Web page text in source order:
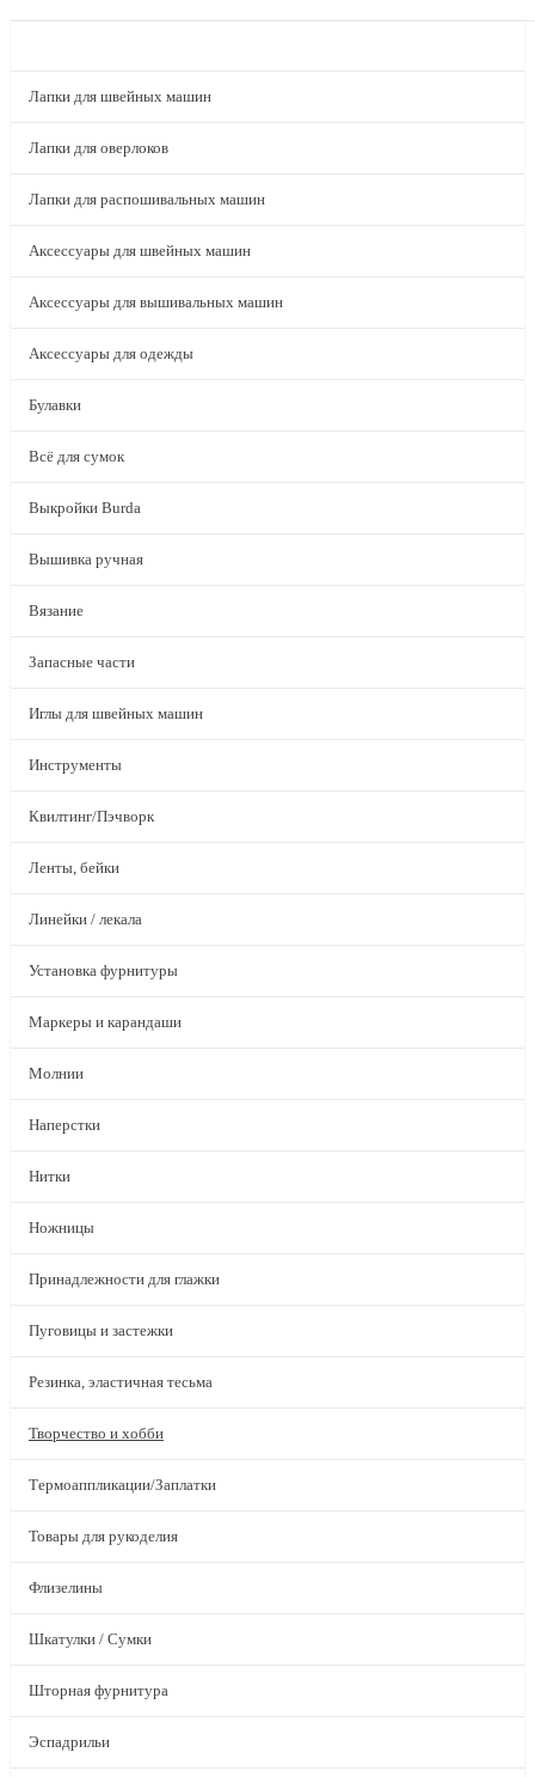
Лапки для швейных машин
Лапки для оверлоков
Лапки для распошивальных машин
Аксессуары для швейных машин
Аксессуары для вышивальных машин
Аксессуары для одежды
Булавки
Всё для сумок
Выкройки Burda
Вышивка ручная
Вязание
Запасные части
Иглы для швейных машин
Инструменты
Квилтинг/Пэчворк
Ленты, бейки
Линейки / лекала
Установка фурнитуры
Маркеры и карандаши
Молнии
Наперстки
Нитки
Ножницы
Принадлежности для глажки
Пуговицы и застежки
Резинка, эластичная тесьма
Творчество и хобби
Термоаппликации/Заплатки
Товары для рукоделия
Флизелины
Шкатулки / Сумки
Шторная фурнитура
Эспадрильи